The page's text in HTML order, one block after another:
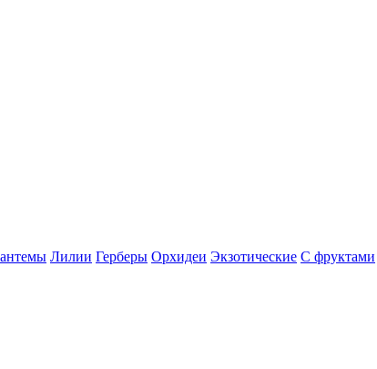
Лилии Герберы Орхидеи Экзотические С фруктами